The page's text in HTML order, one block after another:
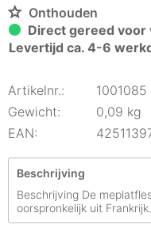
Onthouden
Direct gereed voor
Levertijd ca. 4-6
Artikelnr.:
1001085
Gewicht:
0,09 kg
EAN:
Beschrijving
Beschrijving De
oorspronkelijk uit